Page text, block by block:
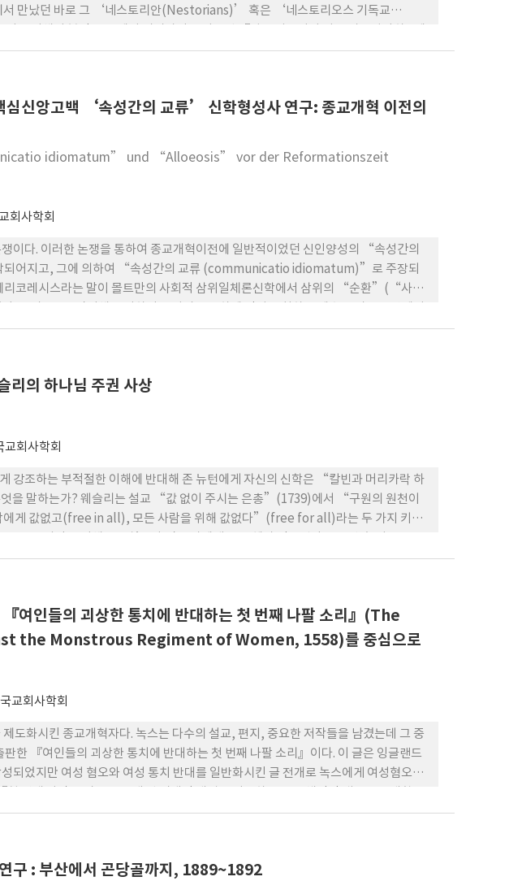
서 만났던 바로 그 ‘네스토리안(Nestorians)’ 혹은 ‘네스토리오스 기독교
던 기독교인들의 명칭을 살펴보고, 2) 랍반 사우마의 입을 통해서 드러난 몽골 기독
교리를 분석할 것이다. 그리고 이런 분석을 바탕으로 본 글은 『랍반 사우마와 마르
신들을 사도 전통을 이어 받은 동방 교회의 일원으로 이해하고 있었음을 보여준다.
심신앙고백 ‘속성간의 교류’ 신학형성사 연구: 종교개혁 이전의
idiomatum” und “Alloeosis” vor der Reformationszeit
회사학회
이다. 이러한 논쟁을 통하여 종교개혁이전에 일반적이었던 신인양성의 “속성간의
되어지고, 그에 의하여 “속성간의 교류 (communicatio idiomatum)”로 주장되
리코레시스라는 말이 몰트만의 사회적 삼위일체론신학에서 삼위의 “순환”(“사
가 사회적인 삼위일체론을 위하여 원 의도를 약화시켰다. 교부들이 즐겨 삼위의 관계
ωνία), 참여(participatio), 사회적인 관계를 위하여 ‘함께 나누다’(socio),
학을 위해 사용했으면 훨씬 나을 뻔했다. 그리스도신앙이해를 위하여 신인양성의
하나님의 속성간의 교류를 위하여 ἀντίδοσις ἰδιωμάτων, περιχώρησις가 사용되었
다. 이러한 신 학은 보나벤투라에게서 찾을 수 있으나 인간의 영혼과 인식, 이성에 관
성에 국한되지 않고 ‘하나님의 아들’이 십자가에 못 박혔다고 가르치는 내용과 차
리의 하나님 주권 사상
교회사학회
강조하는 부적절한 이해에 반대해 존 뉴턴에게 자신의 신학은 “칼빈과 머리카락 하
을 말하는가? 웨슬리는 설교 “값 없이 주시는 은총”(1739)에서 “구원의 원천이
게 값없고(free in all), 모든 사람을 위해 값없다”(free for all)라는 두 가지 키워
을 보여준다. 그러나 ”free in all”은, 하나님의 은혜는 “그것을 받는 모든 사람에
행이나 의로움 … 이룩한 것이나 됨됨이 … 에 달려있지 않음”을 의미하는 것으
을 온전히 계승한다. 웨슬리가 “free for all”의 주장에서 종교개혁 신학과 다름을
과해서는 안 될 것이다.
여인들의 괴상한 통치에 반대하는 첫 번째 나팔 소리』(The
Monstrous Regiment of Women, 1558)를 중심으로
교회사학회
도화시킨 종교개혁자다. 녹스는 다수의 설교, 편지, 중요한 저작들을 남겼는데 그 중
한 『여인들의 괴상한 통치에 반대하는 첫 번째 나팔 소리』이다. 이 글은 잉글랜드
되었지만 여성 혐오와 여성 통치 반대를 일반화시킨 글 전개로 녹스에게 여성혐오주
배적인 여성 ‘통치자’ 반대라는 것을 밝히려고 한다. 또한 『첫 번째 나팔 소리』
지를 살펴보면서 여성 통치자를 인정하고 여성을 존중했던 역사적 녹스를 소개하고
구 : 부산에서 곤당골까지, 1889~1892